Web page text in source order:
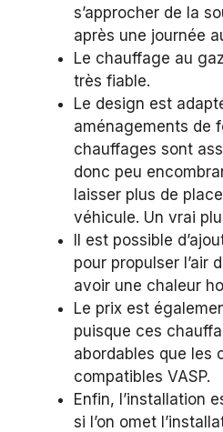
s’approcher de la
après une journée
Le chauffage au
très fiable.
Le design est
aménagements de
chauffages sont
donc peu
laisser plus de
véhicule. Un vrai
Il est possible
pour propulser l’air
avoir une chaleur
Le prix est
puisque ces
abordables que les
compatibles VASP.
Enfin, l’installation
si l’on omet